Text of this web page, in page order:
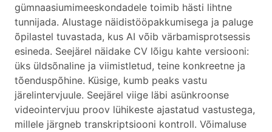
gümnaasiumimeeskondadele toimib hästi lihtne
tunnijada. Alustage näidistööpakkumisega ja paluge
õpilastel tuvastada, kus AI võib värbamisprotsessis
esineda. Seejärel näidake CV lõigu kahte versiooni:
üks üldsõnaline ja viimistletud, teine konkreetne ja
tõenduspõhine. Küsige, kumb peaks vastu
järelintervjuule. Seejärel viige läbi asünkroonse
videointervjuu proov lühikeste ajastatud vastustega,
millele järgneb transkriptsiooni kontroll. Võimaluse